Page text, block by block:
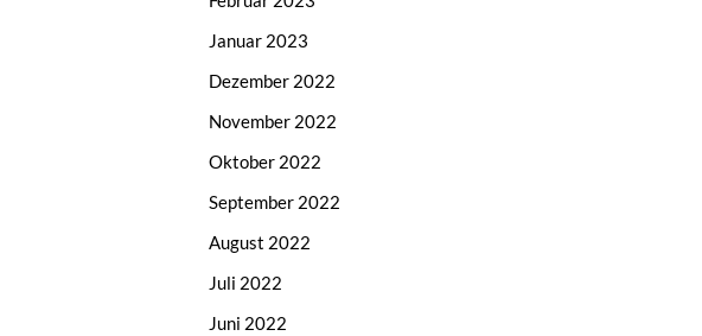
Januar 2023
Dezember 2022
November 2022
Oktober 2022
September 2022
August 2022
Juli 2022
Juni 2022